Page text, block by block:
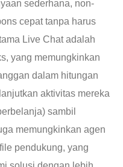
sederhana, non-
cepat tanpa harus
Live Chat adalah
yang memungkinkan
dalam hitungan
aktivitas mereka
sambil
memungkinkan agen
pendukung, yang